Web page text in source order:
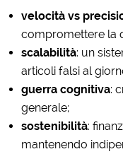
velocità vs
compromettere la
scalabilità: un
articoli falsi al
guerra cognitiva:
generale;
sostenibilità:
mantenendo